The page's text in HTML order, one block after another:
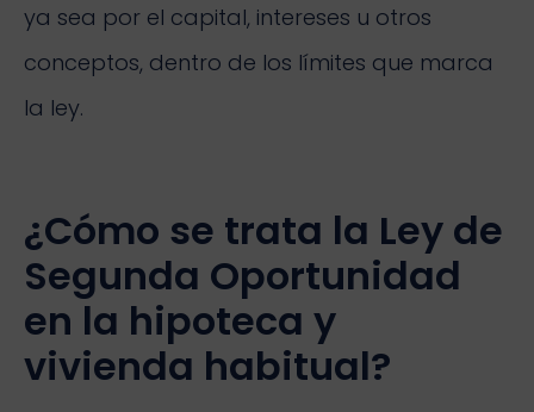
ya sea por el capital, intereses u otros
conceptos, dentro de los límites que marca
la ley.
¿Cómo se trata la Ley de
Segunda Oportunidad
en la hipoteca y
vivienda habitual?